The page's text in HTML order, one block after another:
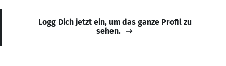
Logg Dich jetzt ein, um das ganze Profil zu
sehen.